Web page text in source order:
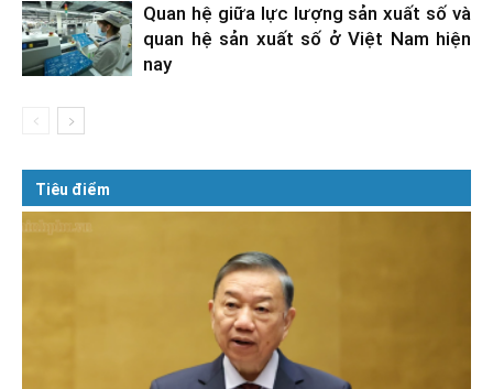
Quan hệ giữa lực lượng sản xuất số và
quan hệ sản xuất số ở Việt Nam hiện
nay
Tiêu điểm